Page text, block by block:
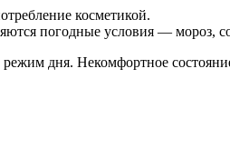
косметикой.
погодные условия — мороз,
дня. Некомфортное